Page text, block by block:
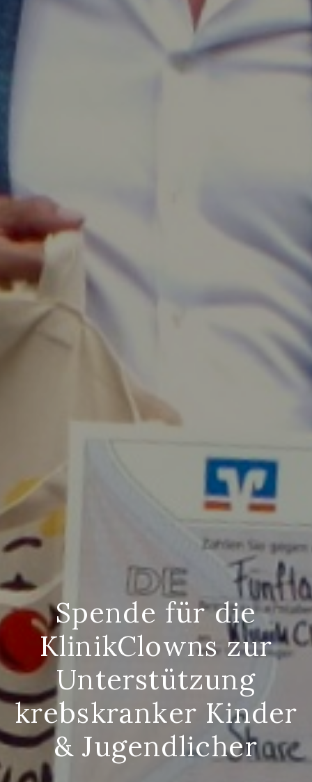
Spende für die
KlinikClowns zur
Unterstützung
krebskranker Kinder
& Jugendlicher